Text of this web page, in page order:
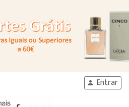
 Entrar